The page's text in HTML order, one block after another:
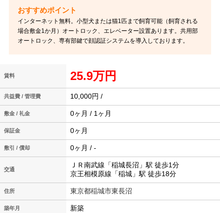
インターネット無料。小型犬または猫1匹まで飼育可能（飼育される
場合敷金1か月）オートロック、エレベーター設置あります。共用部
オートロック、専有部鍵で顔認証システムを導入しております。
賃料 25.9万円
共益費 / 管理費 10,000円 /
敷金 / 礼金 0ヶ月 / 1ヶ月
保証金 0ヶ月
敷引 / 償却 0ヶ月 / -
交通
ＪＲ南武線「稲城長沼」駅 徒歩1分
京王相模原線「稲城」駅 徒歩18分
住所 東京都稲城市東長沼
築年月 新築